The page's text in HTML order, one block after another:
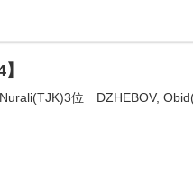
位 DZHEBOV,